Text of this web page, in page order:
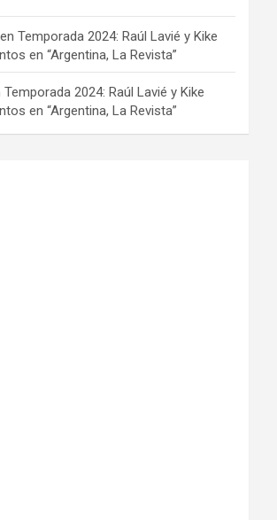
enTemporada 2024: Raúl Lavié y Kike
en “Argentina, La Revista”
Temporada 2024: Raúl Lavié y Kike
en “Argentina, La Revista”